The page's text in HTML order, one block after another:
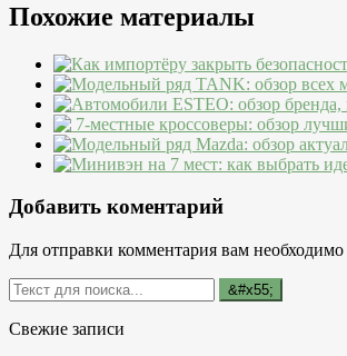
Похожие материалы
Добавить коментарий
Для отправки комментария вам необходимо
Свежие записи